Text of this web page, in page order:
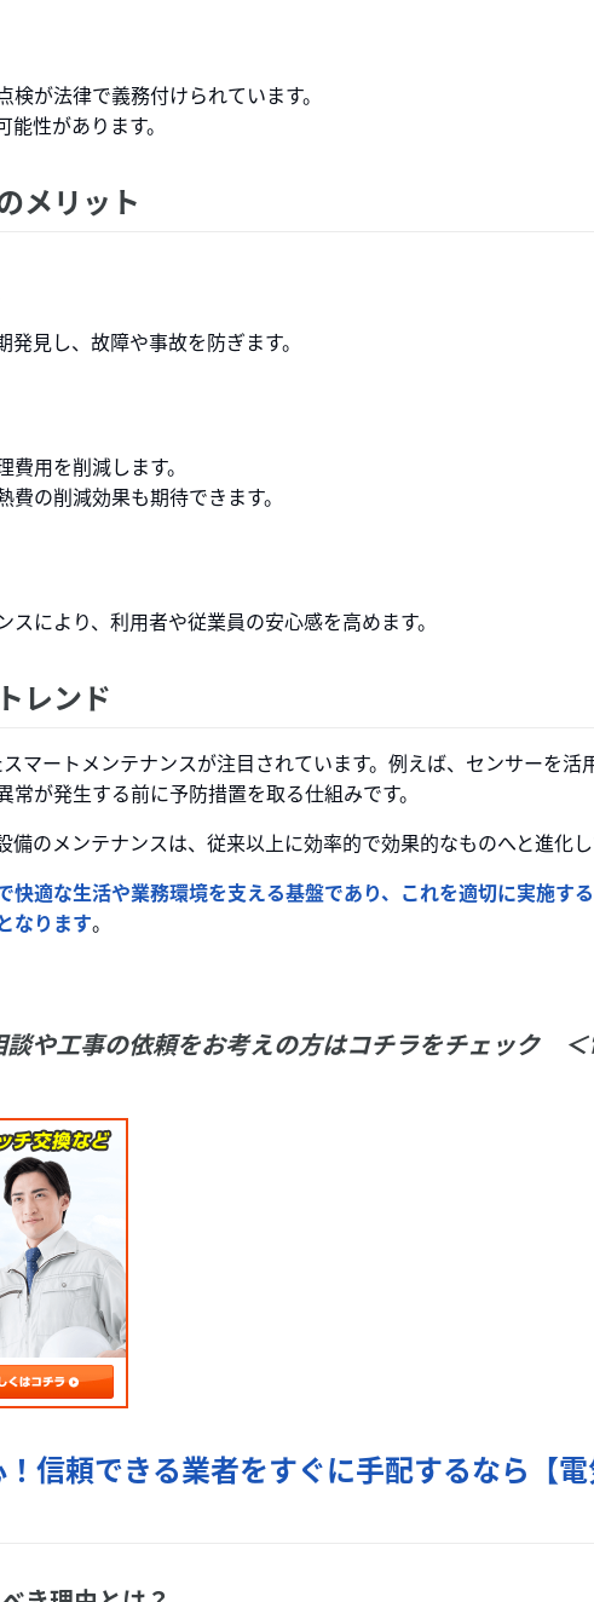
が法律で義務付けられています。
性があります。
メリット
見し、故障や事故を防ぎます。
用を削減します。
の削減効果も期待できます。
により、利用者や従業員の安心感を高めます。
レンド
マートメンテナンスが注目されています。例えば、センサーを活
が発生する前に予防措置を取る仕組みです。
のメンテナンスは、従来以上に効率的で効果的なものへと進化し
快適な生活や業務環境を支える基盤であり、これを適切に実施す
なります。
談や工事の依頼をお考えの方はコチラをチェック
信頼できる業者をすぐに手配するなら【